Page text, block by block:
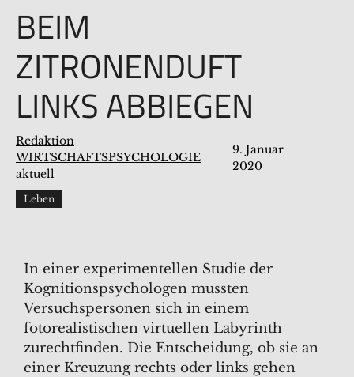
BEIM
ZITRONENDUFT
LINKS ABBIEGEN
Redaktion
WIRTSCHAFTSPSYCHOLOGIE
aktuell
9. Januar
2020
Leben
In einer experimentellen Studie der
Kognitionspsychologen mussten
Versuchspersonen sich in einem
fotorealistischen virtuellen Labyrinth
zurechtfinden. Die Entscheidung, ob sie an
einer Kreuzung rechts oder links gehen